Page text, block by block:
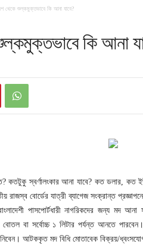
থেকে শুল্কমুক্তভাবে কি আনা যাবে?
কি আনা
কতটুকু স্বর্ণালংকার আনা যাবে? কত ডলার, কত
রাজস্ব বোর্ডের যাত্রী ব্যাগেজ সংক্রান্ত
পাসপোর্টধারী নাগরিকদের জন্য মদ
২ বোতল বা সর্বোচ্চ ১ লিটার পর্যন্ত আনতে
আটককৃত মদ বিধি মোতাবেক বিক্রয়/